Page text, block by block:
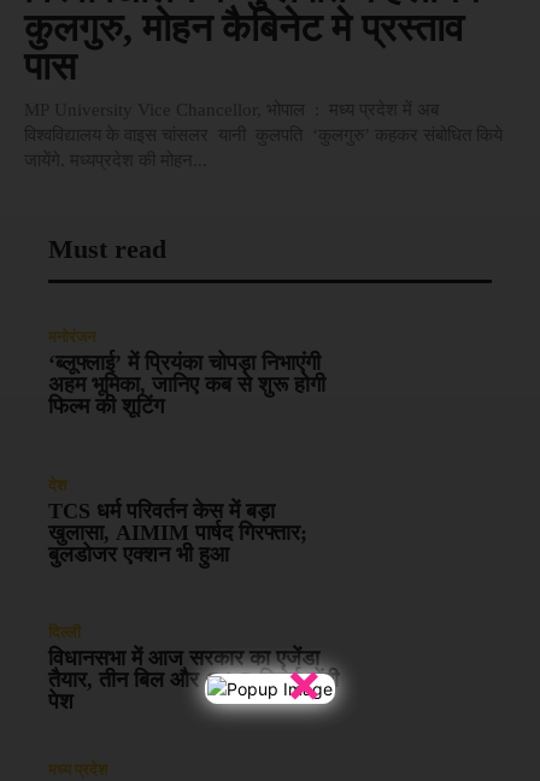
×
कुलगुरु, मोहन कैबिनेट मे प्रस्ताव
पास
Must read
मनोरंजन
‘ब्लूफ्लाई’ में प्रियंका चोपड़ा निभाएंगी
अहम भूमिका, जानिए कब से शुरू होगी
फिल्म की शूटिंग
देश
TCS धर्म परिवर्तन केस में बड़ा
खुलासा, AIMIM पार्षद गिरफ्तार;
बुलडोजर एक्शन भी हुआ
दिल्ली
विधानसभा में आज सरकार का एजेंडा
तैयार, तीन बिल और CAG रिपोर्ट होंगी
पेश
मध्य प्रदेश